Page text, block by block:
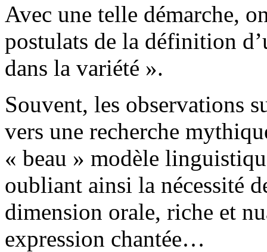
Avec une telle démarche,
postulats de la définition
dans la variété ».
Souvent, les observations
vers une recherche
« beau » modèle
oubliant ainsi la nécessité
dimension orale, riche et
expression chantée…